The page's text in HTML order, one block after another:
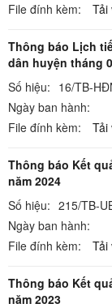
File đính kèm:
Tải
Thông báo Lịch
dân huyện tháng
Số hiệu: 16/TB-
Ngày ban hành:
File đính kèm:
Tải
Thông báo Kết
năm 2024
Số hiệu: 215/TB-
Ngày ban hành:
File đính kèm:
Tải
Thông báo Kết
năm 2023